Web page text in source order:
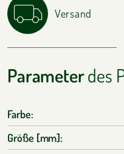
Versand
Parameterdes
Farbe:
Größe [mm]: